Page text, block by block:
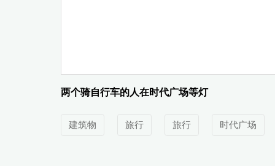
两个骑自行车的人在时代广场等灯
建筑物 旅行 旅行 时代广场